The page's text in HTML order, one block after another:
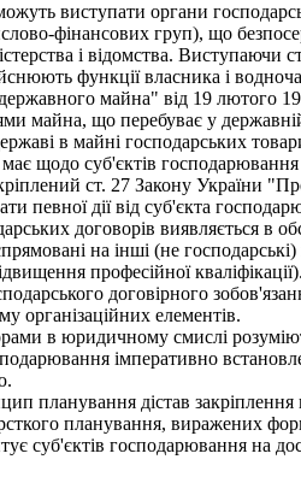
виступати органи
фінансових груп), що
і відомства.
функції власника і
майна" від 19 лютого
майна, що перебуває у
в майні господарських
щодо суб'єктів
ст. 27 Закону України
певної дії від суб'єкта
договорів виявляється в
на інші (не
професійної кваліфікації).
договірного
організаційних елементів.
в юридичному смислі
імперативно
планування дістав закріплення
планування, виражених
суб'єктів господарювання на